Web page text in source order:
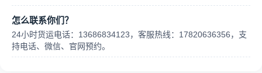
怎么联系你们？
24小时货运电话：13686834123，客服热线：17820636356，支
持电话、微信、官网预约。